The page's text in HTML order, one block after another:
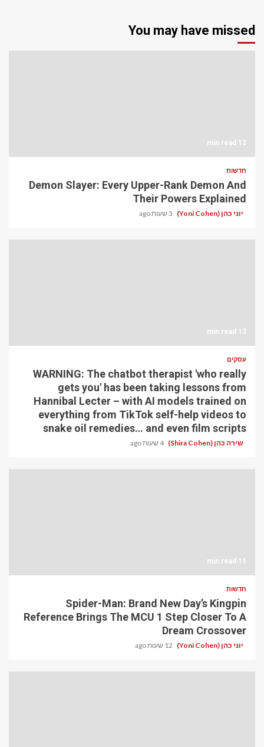
You may have missed
12 min read
חדשות
Demon Slayer: Every Upper-Rank Demon And
Their Powers Explained
יוני כהן (Yoni Cohen) 3 שעות ago
13 min read
עסקים
WARNING: The chatbot therapist 'who really
gets you' has been taking lessons from
Hannibal Lecter – with AI models trained on
everything from TikTok self-help videos to
snake oil remedies… and even film scripts
שירה כהן (Shira Cohen) 4 שעות ago
11 min read
חדשות
Spider-Man: Brand New Day’s Kingpin
Reference Brings The MCU 1 Step Closer To A
Dream Crossover
יוני כהן (Yoni Cohen) 12 שעות ago